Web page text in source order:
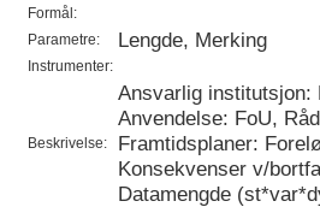
Formål:
Parametre:
Lengde, Merking
Instrumenter:
Beskrivelse:
Ansvarlig institutsjon:
Anvendelse: FoU,
Framtidsplaner:
Konsekvenser v/
Datamengde